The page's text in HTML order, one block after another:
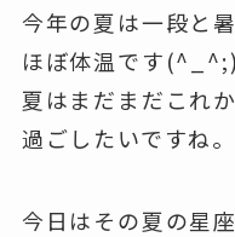
今年の夏は一段と
ほぼ体温です(^_^;)
夏はまだまだこれ
過ごしたいですね。
今日はその夏の星